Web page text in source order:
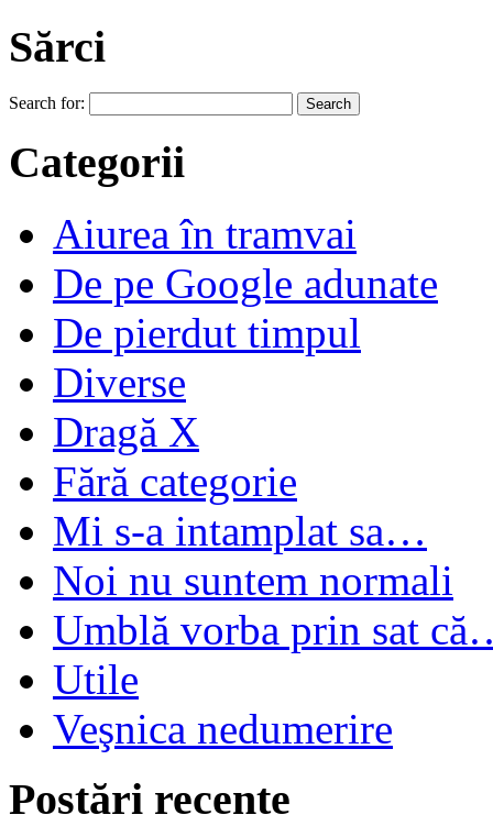
Sărci
Search for:
Categorii
Aiurea în tramvai
De pe Google adunate
De pierdut timpul
Diverse
Dragă X
Fără categorie
Mi s-a intamplat sa…
Noi nu suntem normali
Umblă vorba prin sat
Utile
Veşnica nedumerire
Postări recente